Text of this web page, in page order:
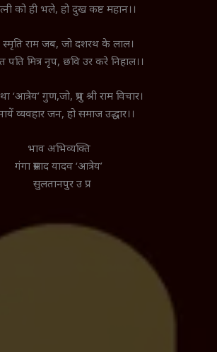
पत्नी को ही भले, हो दुख कष्ट महान।।
राम जब, जो दशरथ के लाल।
पति मित्र नृप, छवि उर करे निहाल।।
‘आत्रेय’ गुण,जो, प्रभु श्री राम विचार।
व्यवहार जन, हो समाज उद्धार।।
भाव अभिव्यक्ति
गंगा प्रसाद यादव ‘आत्रेय’
सुलतानपुर उ प्र